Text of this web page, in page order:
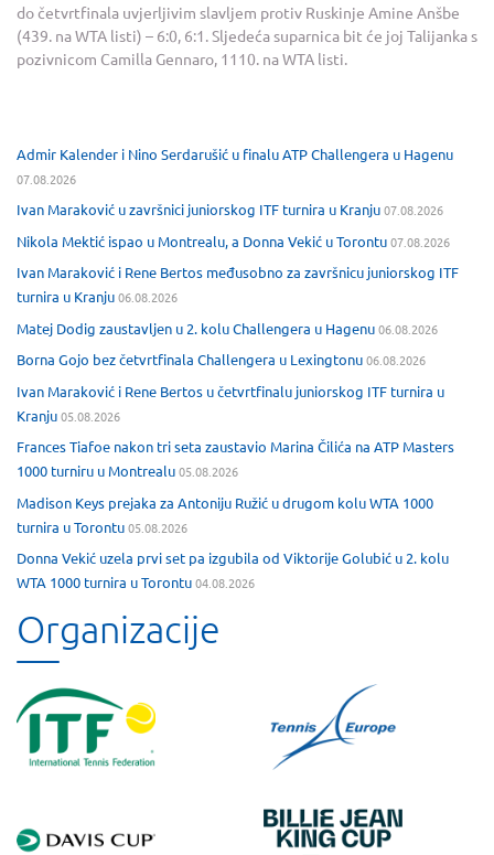
do četvrtfinala uvjerljivim slavljem protiv Ruskinje Amine Anšbe
(439. na WTA listi) – 6:0, 6:1. Sljedeća suparnica bit će joj Talijanka s
pozivnicom Camilla Gennaro, 1110. na WTA listi.
Admir Kalender i Nino Serdarušić u finalu ATP Challengera u Hagenu
07.08.2026
Ivan Maraković u završnici juniorskog ITF turnira u Kranju07.08.2026
Nikola Mektić ispao u Montrealu, a Donna Vekić u Torontu07.08.2026
Ivan Maraković i Rene Bertos međusobno za završnicu juniorskog ITF
turnira u Kranju06.08.2026
Matej Dodig zaustavljen u 2. kolu Challengera u Hagenu06.08.2026
Borna Gojo bez četvrtfinala Challengera u Lexingtonu06.08.2026
Ivan Maraković i Rene Bertos u četvrtfinalu juniorskog ITF turnira u
Kranju05.08.2026
Frances Tiafoe nakon tri seta zaustavio Marina Čilića na ATP Masters
1000 turniru u Montrealu05.08.2026
Madison Keys prejaka za Antoniju Ružić u drugom kolu WTA 1000
turnira u Torontu05.08.2026
Donna Vekić uzela prvi set pa izgubila od Viktorije Golubić u 2. kolu
WTA 1000 turnira u Torontu04.08.2026
Organizacije